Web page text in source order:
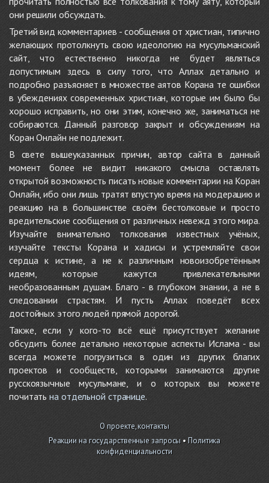
они решили обсуждать.
Третий вид комментариев - сообщения от христиан, типично
желающих протолкнуть свою идеологию на мусульманский
сайт, что естественно никогда не будет являться
допустимым здесь в силу того, что Аллах детально и
подробно разъясняет в множестве аятов Корана те ошибки
в убеждениях современных христиан, которые им было бы
хорошо исправить, но они этим, конечно же, заниматься не
собираются. Данный разговор закрыт и обсуждениям на
Коран Онлайн не подлежит.
В свете вышеуказанных причин, автор сайта в данный
момент более не видит никакого смысла оставлять
открытой возможность писать новые комментарии на Коран
Онлайн, ибо они лишь тратят впустую время на модерацию и
реакцию на в большинстве своём бестолковые и просто
вредительские сообщения от различных невежд этого мира.
Изучайте внимательно толкования известных учёных,
изучайте тексты Корана и хадисы и устремляйте свои
сердца к истине, а не к различным новоизобретённым
идеям, которые кажутся привлекательными
необразованным душам. Благо - в глубоком знании, а не в
следовании страстям. И пусть Аллах поведёт всех
достойных этого людей прямой дорогой.
Также, если у кого-то всё ещё присутствует желание
обсудить более детально некоторые аспекты Ислама - вы
всегда можете погрузиться в один из других благих
проектов и сообществ, которыми занимаются другие
русскоязычные мусульмане, и о которых вы можете
почитатьна отдельной странице.
О проекте, контакты
Реакции на государственные запросы •Политика
конфиденциальности